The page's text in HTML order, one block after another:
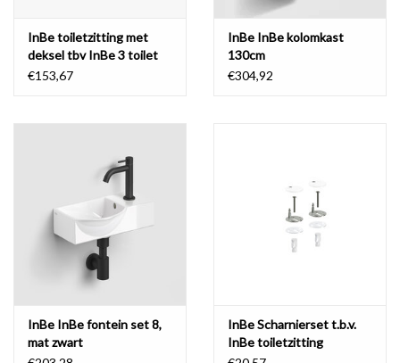
InBe toiletzitting met
deksel tbv InBe 3 toilet
€153,67
InBe InBe kolomkast
130cm
€304,92
InBe InBe fontein set 8,
mat zwart
InBe Scharnierset t.b.v.
InBe toiletzitting
IB/04.06070.20 of